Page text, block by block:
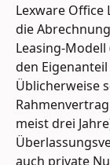
Lexware
die
Leasing-
den
Üblicherweise
meist drei
auch private